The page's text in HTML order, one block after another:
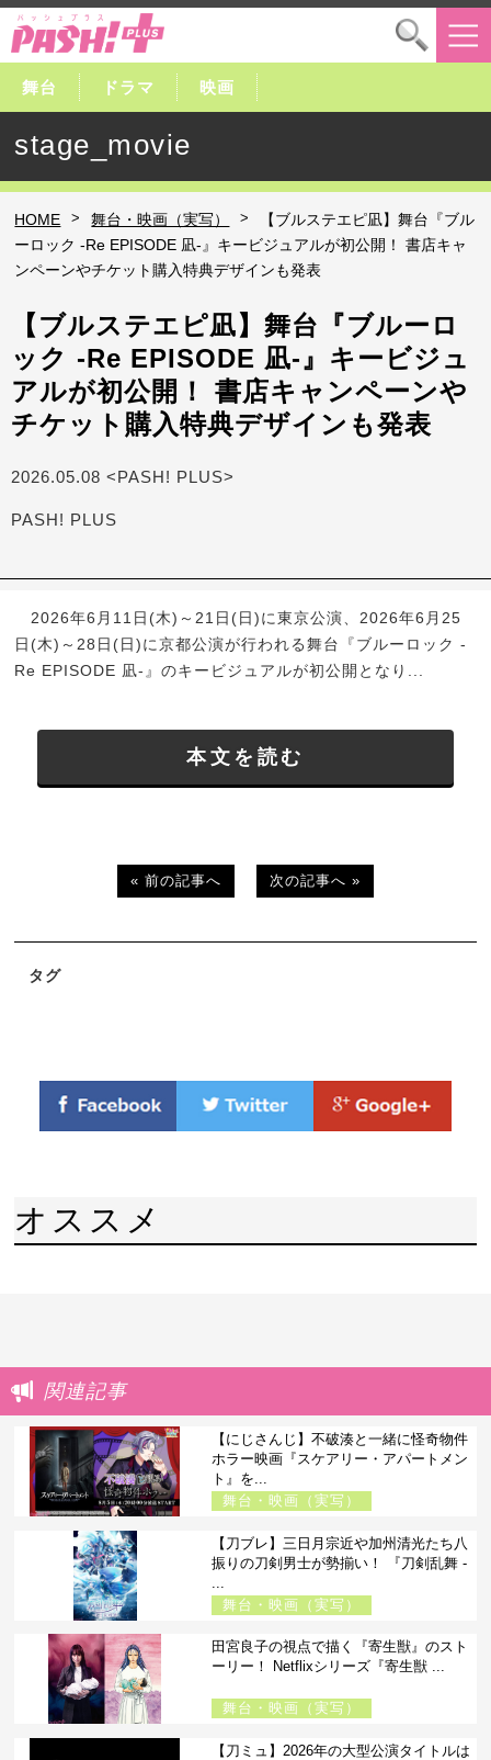
舞台 ドラマ 映画
stage_movie
HOME > 舞台・映画（実写） >
【ブルステエピ凪】舞台『ブル
ーロック -Re EPISODE 凪-』キービジュアルが初公開！ 書店キャ
ンペーンやチケット購入特典デザインも発表
【ブルステエピ凪】舞台『ブルーロ
ック -Re EPISODE 凪-』キービジュ
アルが初公開！ 書店キャンペーンや
チケット購入特典デザインも発表
2026.05.08 <PASH! PLUS>
PASH! PLUS
2026年6月11日(木)～21日(日)に東京公演、2026年6月25
日(木)～28日(日)に京都公演が行われる舞台『ブルーロック -
Re EPISODE 凪-』のキービジュアルが初公開となり...
本文を読む
« 前の記事へ 次の記事へ »
タグ
オススメ
関連記事
【にじさんじ】不破湊と一緒に怪奇物件
ホラー映画『スケアリー・アパートメン
ト』を...
舞台・映画（実写）
【刀ブレ】三日月宗近や加州清光たち八
振りの刀剣男士が勢揃い！ 『刀剣乱舞 -
舞台・映画（実写）
田宮良子の視点で描く『寄生獣』のスト
ーリー！ Netflixシリーズ『寄生獣 ...
舞台・映画（実写）
【刀ミュ】2026年の大型公演タイトルは